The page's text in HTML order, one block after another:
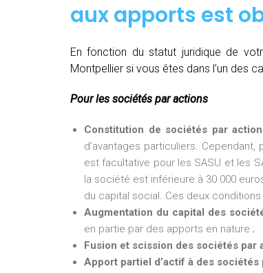
aux apports est
En fonction du statut juridique de
Montpellier si vous êtes dans l’un des
Pour les sociétés par actions
Constitution de sociétés par
d’avantages particuliers.
est facultative pour les SASU et les
la société est inférieure à 30 000
du capital social. Ces deux
Augmentation du capital des
en partie par des apports en nature ;
Fusion et scission des sociétés par
Apport partiel d’actif à des sociétés